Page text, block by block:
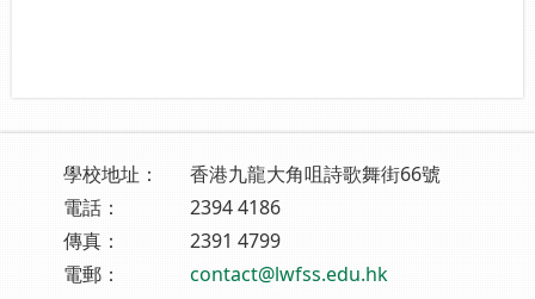
學校地址：
香港九龍大角咀詩歌舞街66號
電話：
2394 4186
傳真：
2391 4799
電郵：
contact@lwfss.edu.hk